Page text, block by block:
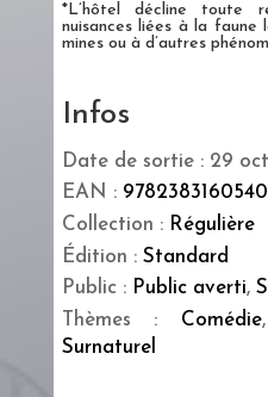
*L’hôtel décline toute
nuisances liées à la faune
mines ou à d’autres
Infos
Date de sortie : 29
EAN : 9782383160540
Collection : Régulière
Édition : Standard
Public : Public averti,
Thèmes : Comédie
Surnaturel